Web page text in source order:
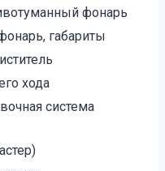
фонарь
габариты
хода
система